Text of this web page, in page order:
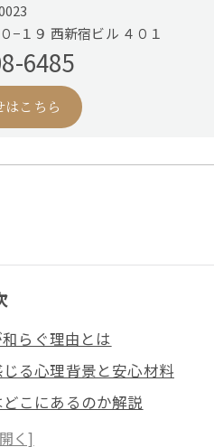
−１９ 西新宿ビル ４０１
6485
はこちら
らぐ理由とは
る心理背景と安心材料
こにあるのか解説
減する仕組みを知る